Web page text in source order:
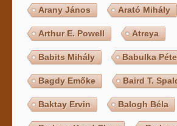
Arany János Arató Mihály
Arthur E. Powell Atreya
Babits Mihály Babulka
Bagdy Emőke Baird T.
Baktay Ervin Balogh Béla